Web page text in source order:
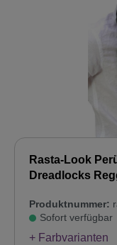
Rasta-Look
Dreadlocks
Produktnummer:
Sofort verfügbar
+ Farbvarianten